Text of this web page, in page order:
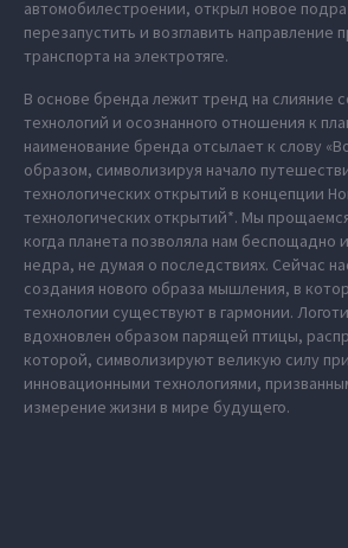
автомобилестроении, открыл новое
перезапустить и возглавить направление
транспорта на электротяге.
В основе бренда лежит тренд на слияние
технологий и осознанного отношения к
наименование бренда отсылает к слову
образом, символизируя начало
технологических открытий в концепции
технологических открытий*. Мы
когда планета позволяла нам беспощадно
недра, не думая о последствиях. Сейчас
создания нового образа мышления, в
технологии существуют в гармонии.
вдохновлен образом парящей птицы,
которой, символизируют великую силу
инновационными технологиями,
измерение жизни в мире будущего.